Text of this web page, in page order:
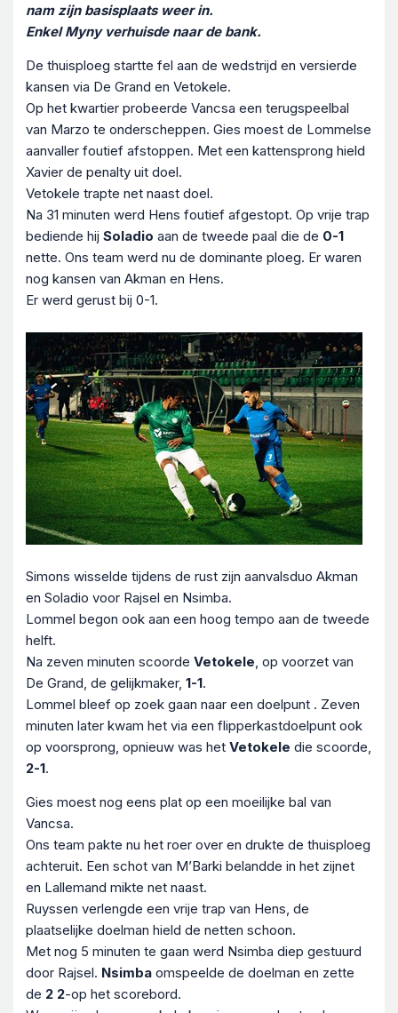
nam zijn basisplaats weer in.
Enkel Myny verhuisde naar de bank.
De thuisploeg startte fel aan de wedstrijd en versierde
kansen via De Grand en Vetokele.
Op het kwartier probeerde Vancsa een terugspeelbal
van Marzo te onderscheppen. Gies moest de Lommelse
aanvaller foutief afstoppen. Met een kattensprong hield
Xavier de penalty uit doel.
Vetokele trapte net naast doel.
Na 31 minuten werd Hens foutief afgestopt. Op vrije trap
bediende hij Soladio aan de tweede paal die de 0-1
nette. Ons team werd nu de dominante ploeg. Er waren
nog kansen van Akman en Hens.
Er werd gerust bij 0-1.
Simons wisselde tijdens de rust zijn aanvalsduo Akman
en Soladio voor Rajsel en Nsimba.
Lommel begon ook aan een hoog tempo aan de tweede
helft.
Na zeven minuten scoorde Vetokele, op voorzet van
De Grand, de gelijkmaker, 1-1.
Lommel bleef op zoek gaan naar een doelpunt . Zeven
minuten later kwam het via een flipperkastdoelpunt ook
op voorsprong, opnieuw was het Vetokele die scoorde,
2-1.
Gies moest nog eens plat op een moeilijke bal van
Vancsa.
Ons team pakte nu het roer over en drukte de thuisploeg
achteruit. Een schot van M’Barki belandde in het zijnet
en Lallemand mikte net naast.
Ruyssen verlengde een vrije trap van Hens, de
plaatselijke doelman hield de netten schoon.
Met nog 5 minuten te gaan werd Nsimba diep gestuurd
door Rajsel. Nsimba omspeelde de doelman en zette
de 2 2-op het scorebord.